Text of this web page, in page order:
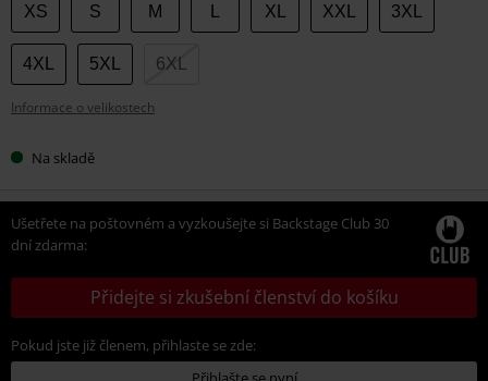
XS S M XL XXL 3XL
4XL 5XL 6XL
Informace o velikostech
Na skladě
Ušetřete na poštovném a vyzkoušejte si Backstage Club 30
dní zdarma:
Přidejte si zkušební členství do košíku
Pokud jste již členem, přihlaste se zde: